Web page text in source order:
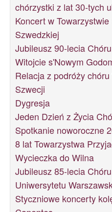
chórzystki z lat 30-tych
Koncert w
Szwedzkiej
Jubileusz 90-lecia
Witojcie s'Nowym
Relacja z podróży
Szwecji
Dygresja
Jeden Dzień z Życia
Spotkanie noworoczne
8 lat Towarzystwa
Wycieczka do Wilna
Jubileusz 85-lecia
Uniwersytetu
Styczniowe koncerty